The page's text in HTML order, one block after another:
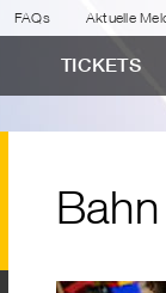
FAQs Aktuelle
TICKETS